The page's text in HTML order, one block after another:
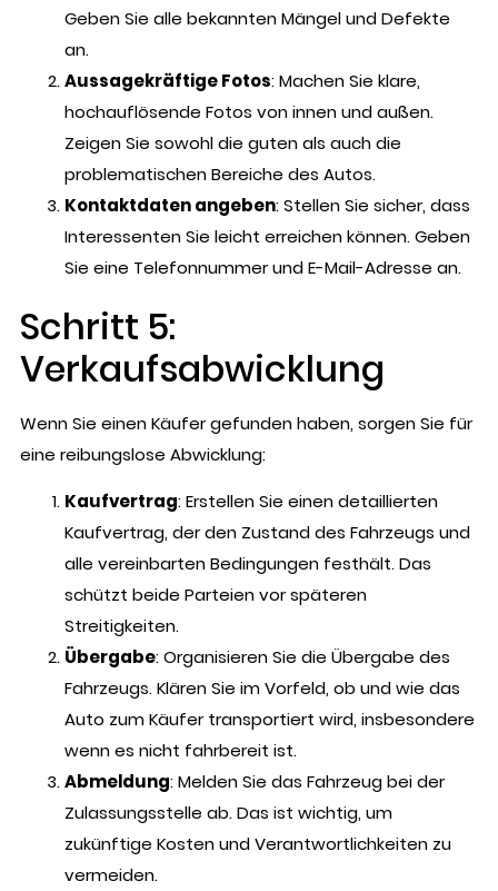
Geben Sie alle bekannten Mängel und Defekte
an.
Aussagekräftige Fotos: Machen Sie klare,
hochauflösende Fotos von innen und außen.
Zeigen Sie sowohl die guten als auch die
problematischen Bereiche des Autos.
Kontaktdaten angeben: Stellen Sie sicher, dass
Interessenten Sie leicht erreichen können. Geben
Sie eine Telefonnummer und E-Mail-Adresse an.
Schritt 5:
Verkaufsabwicklung
Wenn Sie einen Käufer gefunden haben, sorgen Sie für
eine reibungslose Abwicklung:
Kaufvertrag: Erstellen Sie einen detaillierten
Kaufvertrag, der den Zustand des Fahrzeugs und
alle vereinbarten Bedingungen festhält. Das
schützt beide Parteien vor späteren
Streitigkeiten.
Übergabe: Organisieren Sie die Übergabe des
Fahrzeugs. Klären Sie im Vorfeld, ob und wie das
Auto zum Käufer transportiert wird, insbesondere
wenn es nicht fahrbereit ist.
Abmeldung: Melden Sie das Fahrzeug bei der
Zulassungsstelle ab. Das ist wichtig, um
zukünftige Kosten und Verantwortlichkeiten zu
vermeiden.